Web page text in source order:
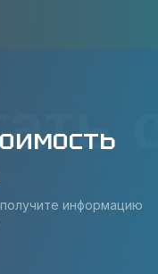
информацию